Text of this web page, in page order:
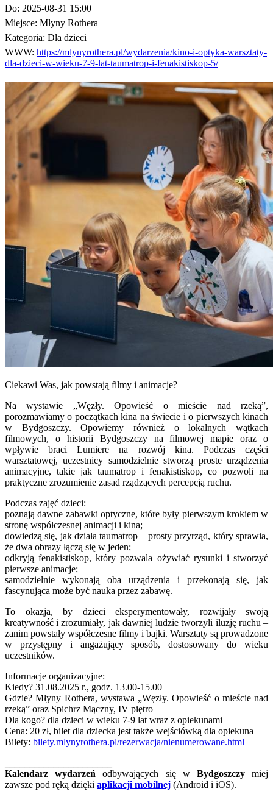
Do: 2025-08-31 15:00
Miejsce: Młyny Rothera
Kategoria: Dla dzieci
WWW: https://mlynyrothera.pl/wydarzenia/kino-i-optyka-warsztaty-
dla-dzieci-w-wieku-7-9-lat-taumatrop-i-fenakistiskop-5/
Ciekawi Was, jak powstają filmy i animacje?
Na wystawie „Węzły. Opowieść o mieście nad rzeką”,
porozmawiamy o początkach kina na świecie i o pierwszych kinach
w Bydgoszczy. Opowiemy również o lokalnych wątkach
filmowych, o historii Bydgoszczy na filmowej mapie oraz o
wpływie braci Lumiere na rozwój kina. Podczas części
warsztatowej, uczestnicy samodzielnie stworzą proste urządzenia
animacyjne, takie jak taumatrop i fenakistiskop, co pozwoli na
praktyczne zrozumienie zasad rządzących percepcją ruchu.
Podczas zajęć dzieci:
poznają dawne zabawki optyczne, które były pierwszym krokiem w
stronę współczesnej animacji i kina;
dowiedzą się, jak działa taumatrop – prosty przyrząd, który sprawia,
że dwa obrazy łączą się w jeden;
odkryją fenakistiskop, który pozwala ożywiać rysunki i stworzyć
pierwsze animacje;
samodzielnie wykonają oba urządzenia i przekonają się, jak
fascynująca może być nauka przez zabawę.
To okazja, by dzieci eksperymentowały, rozwijały swoją
kreatywność i zrozumiały, jak dawniej ludzie tworzyli iluzję ruchu –
zanim powstały współczesne filmy i bajki. Warsztaty są prowadzone
w przystępny i angażujący sposób, dostosowany do wieku
uczestników.
Informacje organizacyjne:
Kiedy? 31.08.2025 r., godz. 13.00-15.00
Gdzie? Młyny Rothera, wystawa „Węzły. Opowieść o mieście nad
rzeką” oraz Spichrz Mączny, IV piętro
Dla kogo? dla dzieci w wieku 7-9 lat wraz z opiekunami
Cena: 20 zł, bilet dla dziecka jest także wejściówką dla opiekuna
Bilety: bilety.mlynyrothera.pl/rezerwacja/nienumerowane.html
Kalendarz wydarzeń odbywających się w Bydgoszczymiej
zawsze pod ręką dzięki aplikacji mobilnej (Android i iOS).